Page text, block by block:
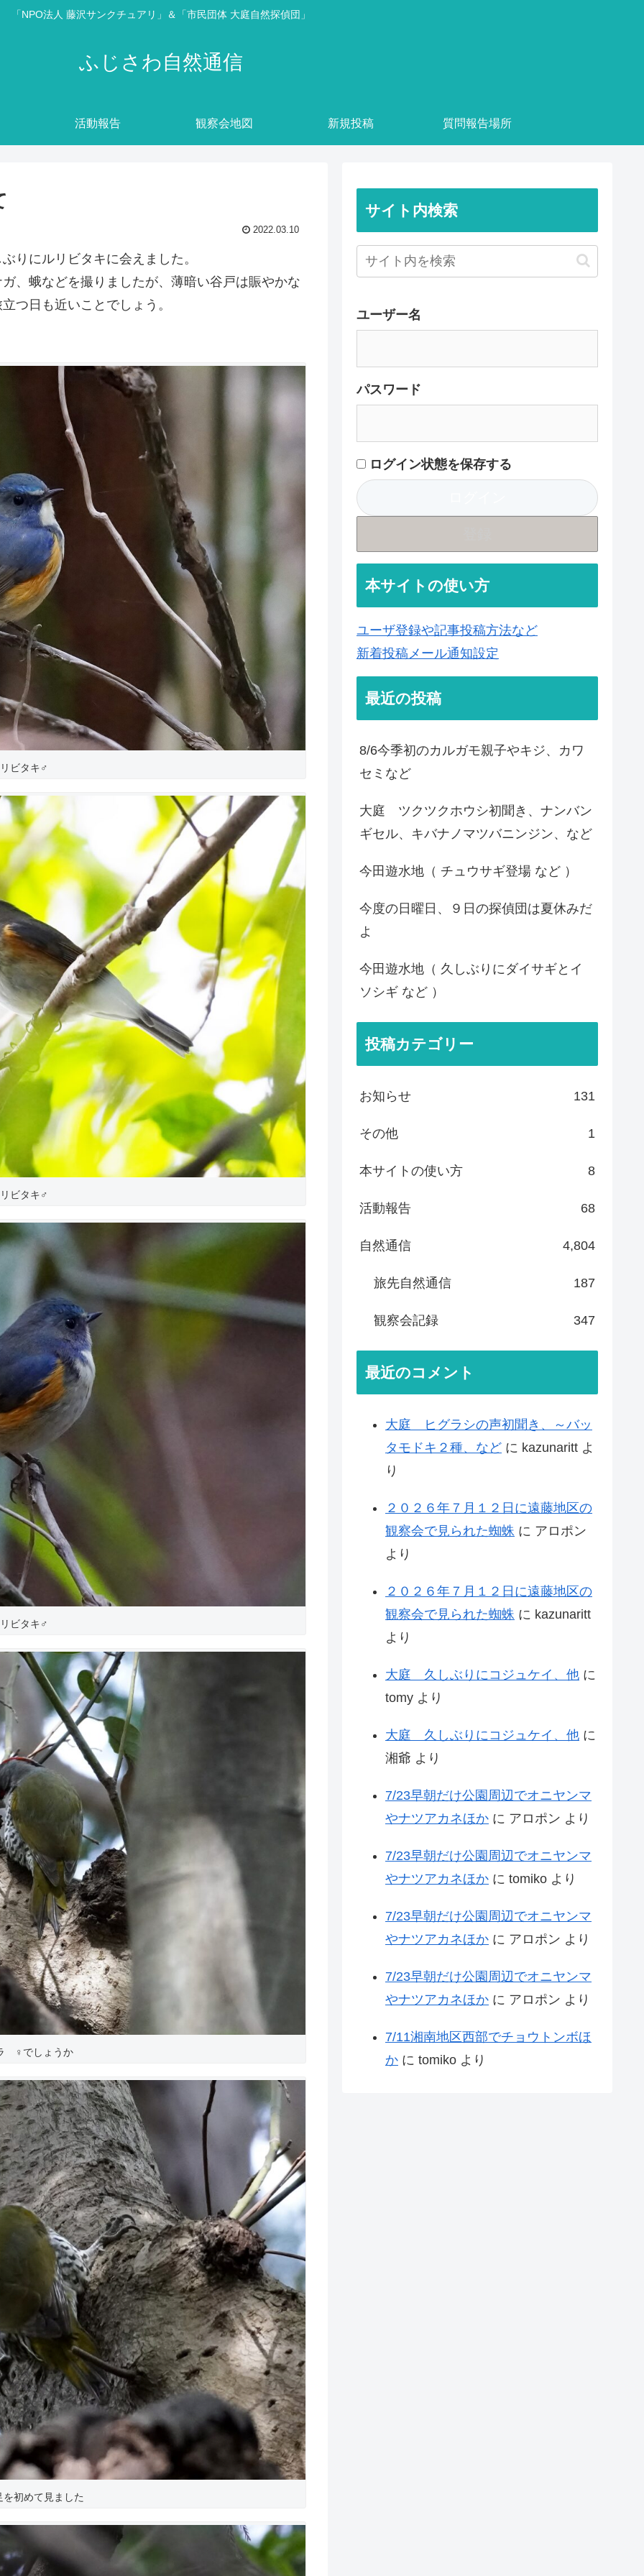
「NPO法人 藤沢サンクチュアリ」＆「市民団体 大庭自然探偵団」
ふじさわ自然通信
活動報告 観察会地図 新規投稿 質問報告場所
2022.03.10
りにルリビタキに会えました。
、蛾などを撮りましたが、薄暗い谷戸は賑やかな
つ日も近いことでしょう。
ビタキ♂
ビタキ♂
ビタキ♂
♀でしょうか
初めて見ました
サイト内検索
ユーザー名
パスワード
ログイン状態を保存する
本サイトの使い方
ユーザ登録や記事投稿方法など
新着投稿メール通知設定
最近の投稿
8/6今季初のカルガモ親子やキジ、カワ
セミなど
大庭 ツクツクホウシ初聞き、ナンバン
ギセル、キバナノマツバニンジン、など
今田遊水地（ チュウサギ登場 など ）
今度の日曜日、９日の探偵団は夏休みだ
よ
今田遊水地（ 久しぶりにダイサギとイ
ソシギ など ）
投稿カテゴリー
お知らせ 131
その他 1
本サイトの使い方 8
活動報告 68
自然通信 4,804
旅先自然通信 187
観察会記録 347
最近のコメント
大庭 ヒグラシの声初聞き、～バッ
タモドキ２種、など に kazunaritt よ
り
２０２６年７月１２日に遠藤地区の
観察会で見られた蜘蛛 に アロポン
より
２０２６年７月１２日に遠藤地区の
観察会で見られた蜘蛛 に kazunaritt
より
大庭 久しぶりにコジュケイ、他 に
tomy より
大庭 久しぶりにコジュケイ、他 に
湘爺 より
7/23早朝だけ公園周辺でオニヤンマ
やナツアカネほか に アロポン より
7/23早朝だけ公園周辺でオニヤンマ
やナツアカネほか に tomiko より
7/23早朝だけ公園周辺でオニヤンマ
やナツアカネほか に アロポン より
7/23早朝だけ公園周辺でオニヤンマ
やナツアカネほか に アロポン より
7/11湘南地区西部でチョウトンボほ
か に tomiko より